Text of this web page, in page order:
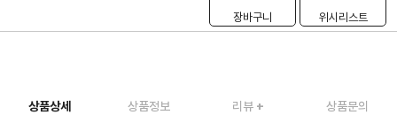
장바구니 위시리스트
상품상세 상품정보 리뷰 + 상품문의